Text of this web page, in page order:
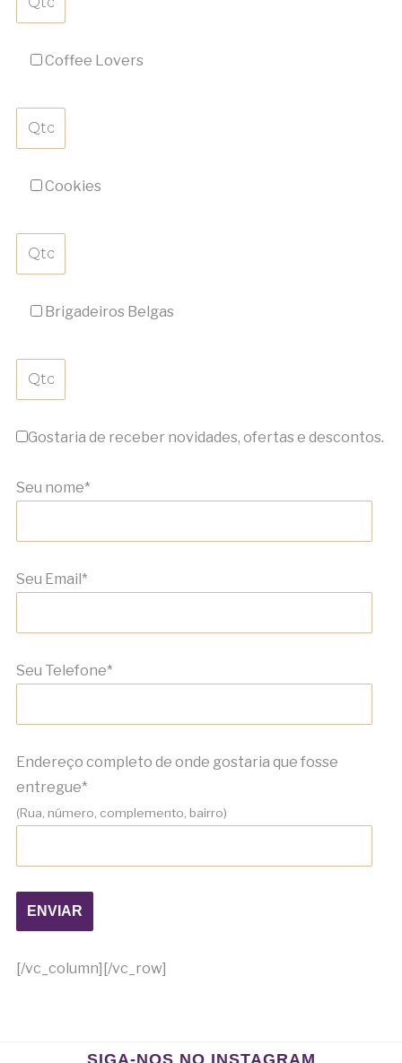
Coffee Lovers
Cookies
Brigadeiros Belgas
Gostaria de receber novidades, ofertas e descontos.
Seu nome*
Seu Email*
Seu Telefone*
Endereço completo de onde gostaria que fosse
entregue*
(Rua, número, complemento, bairro)
[/vc_column][/vc_row]
SIGA-NOS NO INSTAGRAM